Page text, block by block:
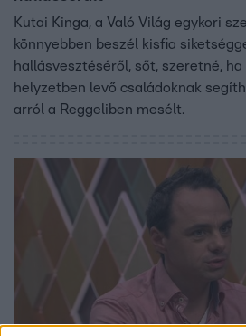
Kutai Kinga, a Való Világ egykori
könnyebben beszél kisfia
hallásvesztéséről, sőt, szeretné,
helyzetben levő családoknak
arról a Reggeliben mesélt.